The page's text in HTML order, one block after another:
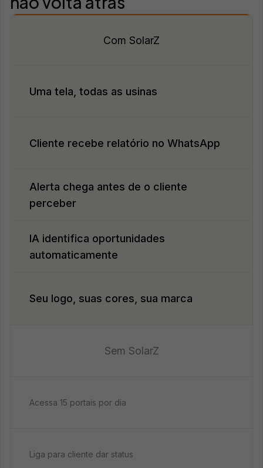
Com SolarZ
Uma tela, todas as usinas
Cliente recebe relatório no WhatsApp
Alerta chega antes de o cliente
perceber
IA identifica oportunidades
automaticamente
Seu logo, suas cores, sua marca
Sem SolarZ
Acessa 15 portais por dia
Liga para cliente dar status